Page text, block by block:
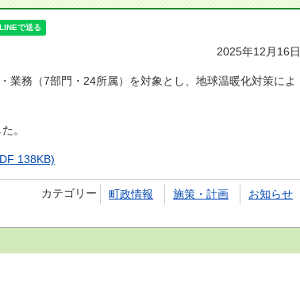
障害福祉
保健・医療
予防接種
2025年12月16日
務（7部門・24所属）を対象とし、地球温暖化対策によ
。
138KB)
カテゴリー 町政情報 施策・計画 お知らせ